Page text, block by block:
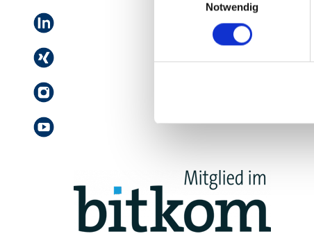
Hinweis zur
49 Abs. 1 S. 1 lit. a)
Notwendig